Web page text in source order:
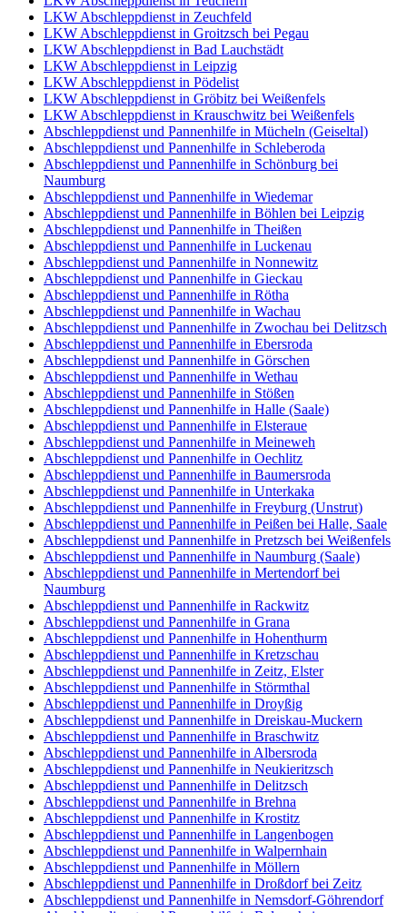
LKW Abschleppdienst in Zeuchfeld
LKW Abschleppdienst in Groitzsch bei Pegau
LKW Abschleppdienst in Bad Lauchstädt
LKW Abschleppdienst in Leipzig
LKW Abschleppdienst in Pödelist
LKW Abschleppdienst in Gröbitz bei Weißenfels
LKW Abschleppdienst in Krauschwitz bei Weißenfels
Abschleppdienst und Pannenhilfe in Mücheln (Geiseltal)
Abschleppdienst und Pannenhilfe in Schleberoda
Abschleppdienst und Pannenhilfe in Schönburg bei
Naumburg
Abschleppdienst und Pannenhilfe in Wiedemar
Abschleppdienst und Pannenhilfe in Böhlen bei Leipzig
Abschleppdienst und Pannenhilfe in Theißen
Abschleppdienst und Pannenhilfe in Luckenau
Abschleppdienst und Pannenhilfe in Nonnewitz
Abschleppdienst und Pannenhilfe in Gieckau
Abschleppdienst und Pannenhilfe in Rötha
Abschleppdienst und Pannenhilfe in Wachau
Abschleppdienst und Pannenhilfe in Zwochau bei Delitzsch
Abschleppdienst und Pannenhilfe in Ebersroda
Abschleppdienst und Pannenhilfe in Görschen
Abschleppdienst und Pannenhilfe in Wethau
Abschleppdienst und Pannenhilfe in Stößen
Abschleppdienst und Pannenhilfe in Halle (Saale)
Abschleppdienst und Pannenhilfe in Elsteraue
Abschleppdienst und Pannenhilfe in Meineweh
Abschleppdienst und Pannenhilfe in Oechlitz
Abschleppdienst und Pannenhilfe in Baumersroda
Abschleppdienst und Pannenhilfe in Unterkaka
Abschleppdienst und Pannenhilfe in Freyburg (Unstrut)
Abschleppdienst und Pannenhilfe in Peißen bei Halle, Saale
Abschleppdienst und Pannenhilfe in Pretzsch bei Weißenfels
Abschleppdienst und Pannenhilfe in Naumburg (Saale)
Abschleppdienst und Pannenhilfe in Mertendorf bei
Naumburg
Abschleppdienst und Pannenhilfe in Rackwitz
Abschleppdienst und Pannenhilfe in Grana
Abschleppdienst und Pannenhilfe in Hohenthurm
Abschleppdienst und Pannenhilfe in Kretzschau
Abschleppdienst und Pannenhilfe in Zeitz, Elster
Abschleppdienst und Pannenhilfe in Störmthal
Abschleppdienst und Pannenhilfe in Droyßig
Abschleppdienst und Pannenhilfe in Dreiskau-Muckern
Abschleppdienst und Pannenhilfe in Braschwitz
Abschleppdienst und Pannenhilfe in Albersroda
Abschleppdienst und Pannenhilfe in Neukieritzsch
Abschleppdienst und Pannenhilfe in Delitzsch
Abschleppdienst und Pannenhilfe in Brehna
Abschleppdienst und Pannenhilfe in Krostitz
Abschleppdienst und Pannenhilfe in Langenbogen
Abschleppdienst und Pannenhilfe in Walpernhain
Abschleppdienst und Pannenhilfe in Möllern
Abschleppdienst und Pannenhilfe in Droßdorf bei Zeitz
Abschleppdienst und Pannenhilfe in Nemsdorf-Göhrendorf